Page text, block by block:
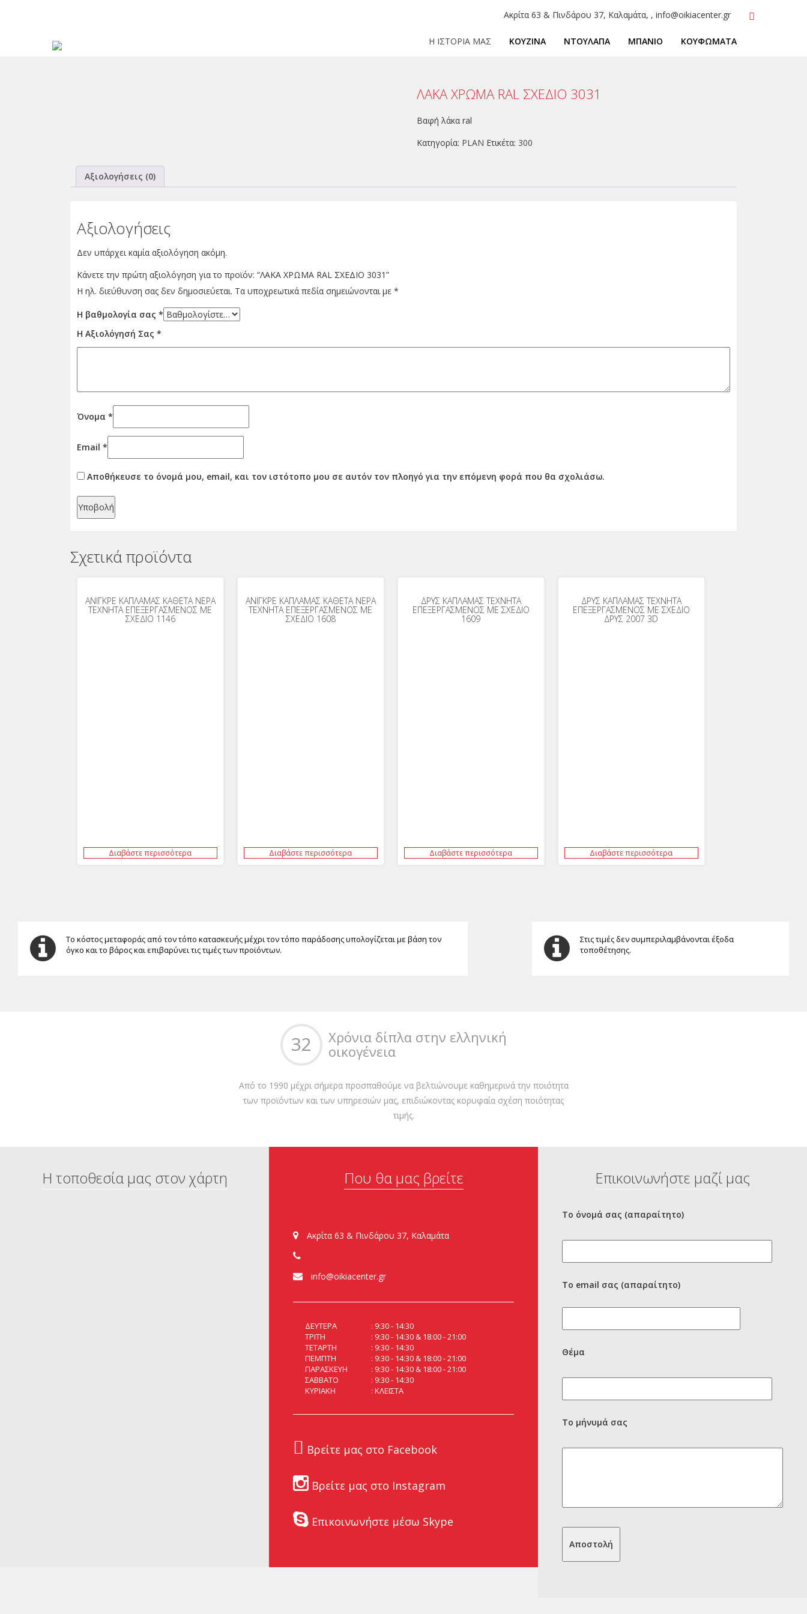
Ακρίτα 63 & Πινδάρου 37, Καλαμάτα, , info@oikiacenter.gr
Η ΙΣΤΟΡΙΑ ΜΑΣ ΚΟΥΖΙΝΑ ΝΤΟΥΛΑΠΑ ΜΠΑΝΙΟ ΚΟΥΦΩΜΑΤΑ
ΛΑΚΑ ΧΡΩΜΑ RAL ΣΧΕΔΙΟ 3031
Βαφή λάκα ral
Κατηγορία: PLAN Ετικέτα: 300
Αξιολογήσεις (0)
Αξιολογήσεις
Δεν υπάρχει καμία αξιολόγηση ακόμη.
Κάνετε την πρώτη αξιολόγηση για το προϊόν: “ΛΑΚΑ ΧΡΩΜΑ RAL ΣΧΕΔΙΟ 3031”
Η ηλ. διεύθυνση σας δεν δημοσιεύεται. Τα υποχρεωτικά πεδία σημειώνονται με *
Η βαθμολογία σας *
Η Αξιολόγησή Σας *
Όνομα *
Email *
Αποθήκευσε το όνομά μου, email, και τον ιστότοπο μου σε αυτόν τον πλοηγό για την επόμενη φορά που θα σχολιάσω.
Σχετικά προϊόντα
ΑΝΙΓΚΡΕ ΚΑΠΛΑΜΑΣ ΚΑΘΕΤΑ ΝΕΡΑ
ΤΕΧΝΗΤΑ ΕΠΕΞΕΡΓΑΣΜΕΝΟΣ ΜΕ
ΣΧΕΔΙΟ 1146
Διαβάστε περισσότερα
ΑΝΙΓΚΡΕ ΚΑΠΛΑΜΑΣ ΚΑΘΕΤΑ ΝΕΡΑ
ΤΕΧΝΗΤΑ ΕΠΕΞΕΡΓΑΣΜΕΝΟΣ ΜΕ
ΣΧΕΔΙΟ 1608
Διαβάστε περισσότερα
ΔΡΥΣ ΚΑΠΛΑΜΑΣ ΤΕΧΝΗΤΑ
ΕΠΕΞΕΡΓΑΣΜΕΝΟΣ ΜΕ ΣΧΕΔΙΟ
1609
Διαβάστε περισσότερα
ΔΡΥΣ ΚΑΠΛΑΜΑΣ ΤΕΧΝΗΤΑ
ΕΠΕΞΕΡΓΑΣΜΕΝΟΣ ΜΕ ΣΧΕΔΙΟ
ΔΡΥΣ 2007 3D
Διαβάστε περισσότερα
Το κόστος μεταφοράς από τον τόπο κατασκευής μέχρι τον τόπο παράδοσης υπολογίζεται με βάση τον
όγκο και το βάρος και επιβαρύνει τις τιμές των προϊόντων.
Στις τιμές δεν συμπεριλαμβάνονται έξοδα
τοποθέτησης.
32
Χρόνια δίπλα στην ελληνική
οικογένεια
Από το 1990 μέχρι σήμερα προσπαθούμε να βελτιώνουμε καθημερινά την ποιότητα
των προϊόντων και των υπηρεσιών μας, επιδιώκοντας κορυφαία σχέση ποιότητας
τιμής.
Η τοποθεσία μας στον χάρτη Που θα μας βρείτε
Ακρίτα 63 & Πινδάρου 37, Καλαμάτα
info@oikiacenter.gr
ΔΕΥΤΕΡΑ
9:30 - 14:30
ΤΡΙΤΗ
9:30 - 14:30 & 18:00 - 21:00
ΤΕΤΑΡΤΗ
9:30 - 14:30
ΠΕΜΠΤΗ
9:30 - 14:30 & 18:00 - 21:00
ΠΑΡΑΣΚΕΥΗ
9:30 - 14:30 & 18:00 - 21:00
ΣΑΒΒΑΤΟ
9:30 - 14:30
ΚΥΡΙΑΚΗ
ΚΛΕΙΣΤΑ
Βρείτε μας στο Facebook
Βρείτε μας στο Instagram
Επικοινωνήστε μέσω Skype
Επικοινωνήστε μαζί μας
Το όνομά σας (απαραίτητο)
Το email σας (απαραίτητο)
Θέμα
Το μήνυμά σας